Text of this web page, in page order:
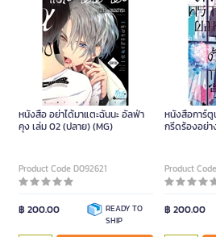
หนังสือ อย่าได้มาแตะฉันนะ อัลฟ่า
คุง เล่ม 02 (ปลาย) (MG)
Product Code D092621
฿ 200.00
READY TO
SHIP
หนังสือการ์
กรีดร้องอย่า
Product
฿ 200.00